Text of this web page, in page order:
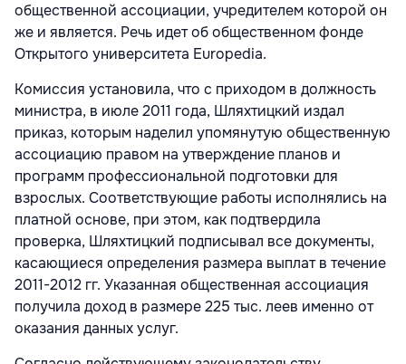
общественной ассоциации, учредителем которой он
же и является. Речь идет об общественном фонде
Открытого университета Europedia.
Комиссия установила, что с приходом в должность
министра, в июле 2011 года, Шляхтицкий издал
приказ, которым наделил упомянутую общественную
ассоциацию правом на утверждение планов и
программ профессиональной подготовки для
взрослых. Соответствующие работы исполнялись на
платной основе, при этом, как подтвердила
проверка, Шляхтицкий подписывал все документы,
касающиеся определения размера выплат в течение
2011-2012 гг. Указанная общественная ассоциация
получила доход в размере 225 тыс. леев именно от
оказания данных услуг.